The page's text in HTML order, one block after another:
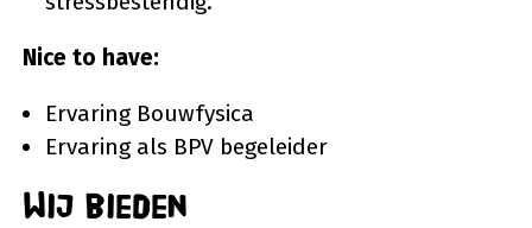
Nice to have:
Ervaring Bouwfysica
Ervaring als BPV begeleider
Wij bieden